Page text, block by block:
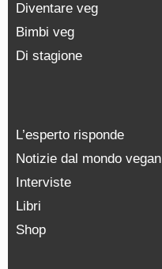
Diventare veg
Bimbi veg
Di stagione
L’esperto risponde
Notizie dal mondo vegan
Interviste
Libri
Shop